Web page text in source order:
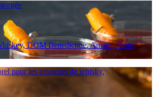
DOM Benedictine, Amaro, Porto,
pour les amateurs de whisky.